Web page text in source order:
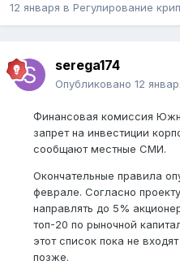
12 января в Регулирование
serega174
Опубликовано 12
Финансовая комиссия
запрет на инвестиции
сообщают местные СМИ.
Окончательные правила
феврале. Согласно
направлять до 5%
топ-20 по рыночной
этот список пока не
позже.